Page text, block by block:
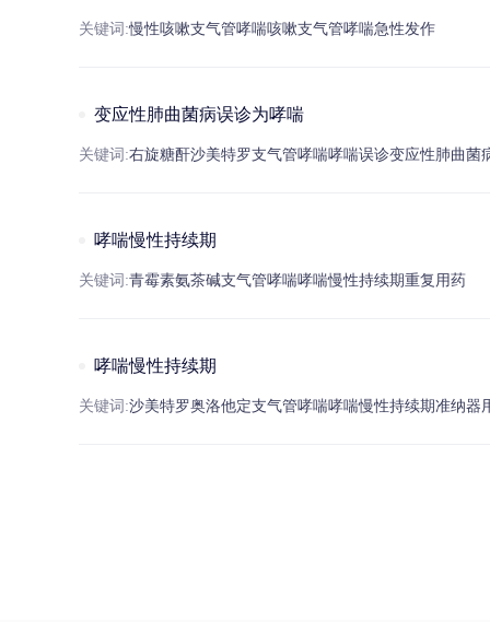
关键词:慢性咳嗽支气管哮喘咳嗽支气管哮喘急性发作
变应性肺曲菌病误诊为哮喘
关键词:右旋糖酐沙美特罗支气管哮喘哮喘误诊变应性肺曲菌
哮喘慢性持续期
关键词:青霉素氨茶碱支气管哮喘哮喘慢性持续期重复用药
哮喘慢性持续期
关键词:沙美特罗奥洛他定支气管哮喘哮喘慢性持续期准纳器